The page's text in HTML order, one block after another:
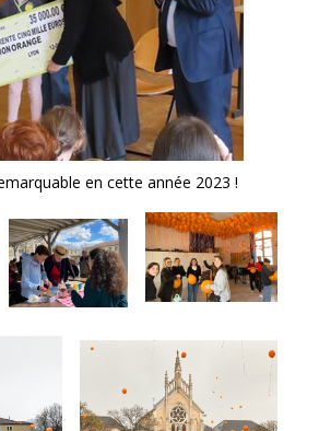
en cette année 2023 !